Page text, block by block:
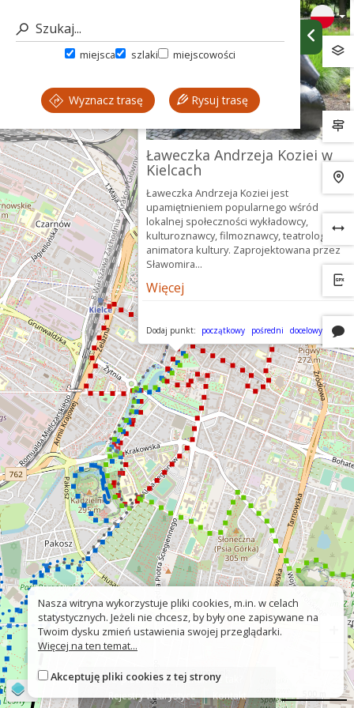
miejsca szlaki miejscowości
Wyznacz trasę Rysuj trasę
Ławeczka Andrzeja Koziei w
Kielcach
Ławeczka Andrzeja Koziei jest
upamiętnieniem popularnego wśród
lokalnej społeczności wykładowcy,
kulturoznawcy, filmoznawcy, teatrologa,
animatora kultury. Zaprojektowana przez
Sławomira...
Więcej
Dodaj punkt: początkowy pośredni docelowy
O platformie
Znak nie tak?
Rejestry w turystyce
Kontakt
Nasza witryna wykorzystuje pliki cookies, m.in. w celach
statystycznych. Jeżeli nie chcesz, by były one zapisywane na
Twoim dysku zmień ustawienia swojej przeglądarki.
Więcej na ten temat...
Akceptuję pliki cookies z tej strony